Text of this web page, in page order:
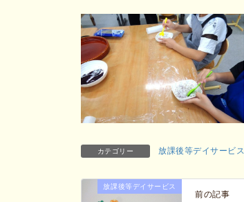
カテゴリー 放課後等デイサービス
放課後等デイサービス
前の記事